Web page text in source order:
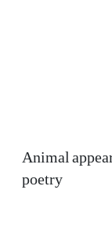
Animal
poetry